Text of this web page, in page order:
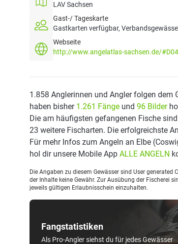
LAV Sachsen
Gast-/ Tageskarte
Gastkarten verfügbar,
Webseite
http://www.angelatlas-sachsen.de/
Fangstatistiken
Als Pro-Angler siehst du für jedes Gewässer
1.858 Anglerinnen und Angler folgen dem
haben bisher 1.261 Fänge und 96 Bilder
Die am häufigsten gefangenen Fische
23 weitere Fischarten. Die erfolgreichste
Für mehr Infos zum Angeln an Elbe
hol dir unsere Mobile App ALLE ANGELN
Die Angaben zu diesem Gewässer sind User
der Inhalte keine Gewähr. Zur Ausübung der Fischerei
jeweils gültigen Erlaubnisschein einzuhalten.